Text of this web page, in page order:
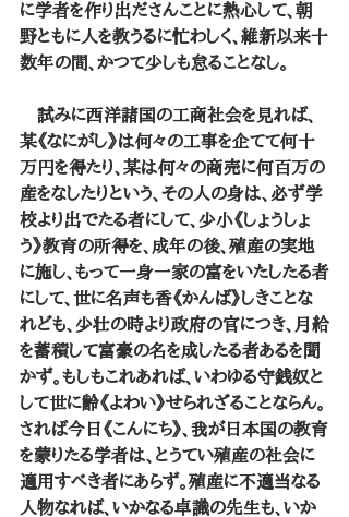
に学者を作り出ださんことに熱心して、朝
野ともに人を教うるに忙わしく、維新以来十
数年の間、かつて少しも怠ることなし。
試みに西洋諸国の工商社会を見れば、
某《なにがし》は何々の工事を企てて何十
万円を得たり、某は何々の商売に何百万の
産をなしたりという、その人の身は、必ず学
校より出でたる者にして、少小《しょうしょ
う》教育の所得を、成年の後、殖産の実地
に施し、もって一身一家の富をいたしたる者
にして、世に名声も香《かんば》しきことな
れども、少壮の時より政府の官につき、月給
を蓄積して富豪の名を成したる者あるを聞
かず。もしもこれあれば、いわゆる守銭奴と
して世に齢《よわい》せられざることならん。
されば今日《こんにち》、我が日本国の教育
を蒙りたる学者は、とうてい殖産の社会に
適用すべき者にあらず。殖産に不適当なる
人物なれば、いかなる卓識の先生も、いか